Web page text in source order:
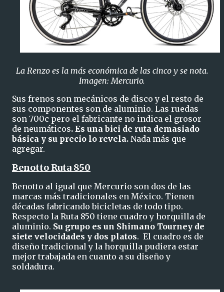
La Renzo es la más económica de las cinco y se nota.
Imagen: Mercurio.
Sus frenos son mecánicos de disco y el resto de
sus componentes son de aluminio. Las ruedas
son 700c pero el fabricante no indica el grosor
de neumáticos. Es una bici de ruta demasiado
básica y su precio lo revela. Nada más que
agregar.
Benotto Ruta 850
Benotto al igual que Mercurio son dos de las
marcas más tradicionales en México. Tienen
décadas fabricando bicicletas de todo tipo.
Respecto la Ruta 850 tiene cuadro y horquilla de
aluminio. Su grupo es un Shimano Tourney de
siete velocidades y dos platos. El cuadro es de
diseño tradicional y la horquilla pudiera estar
mejor trabajada en cuanto a su diseño y
soldadura.